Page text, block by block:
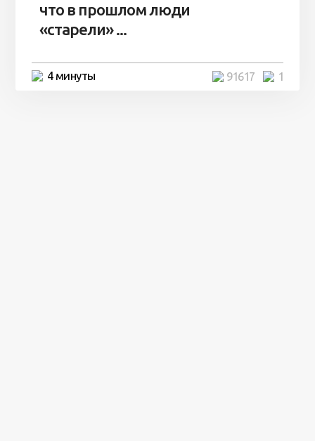
что в прошлом люди
«старели» ...
4 минуты 1
91617